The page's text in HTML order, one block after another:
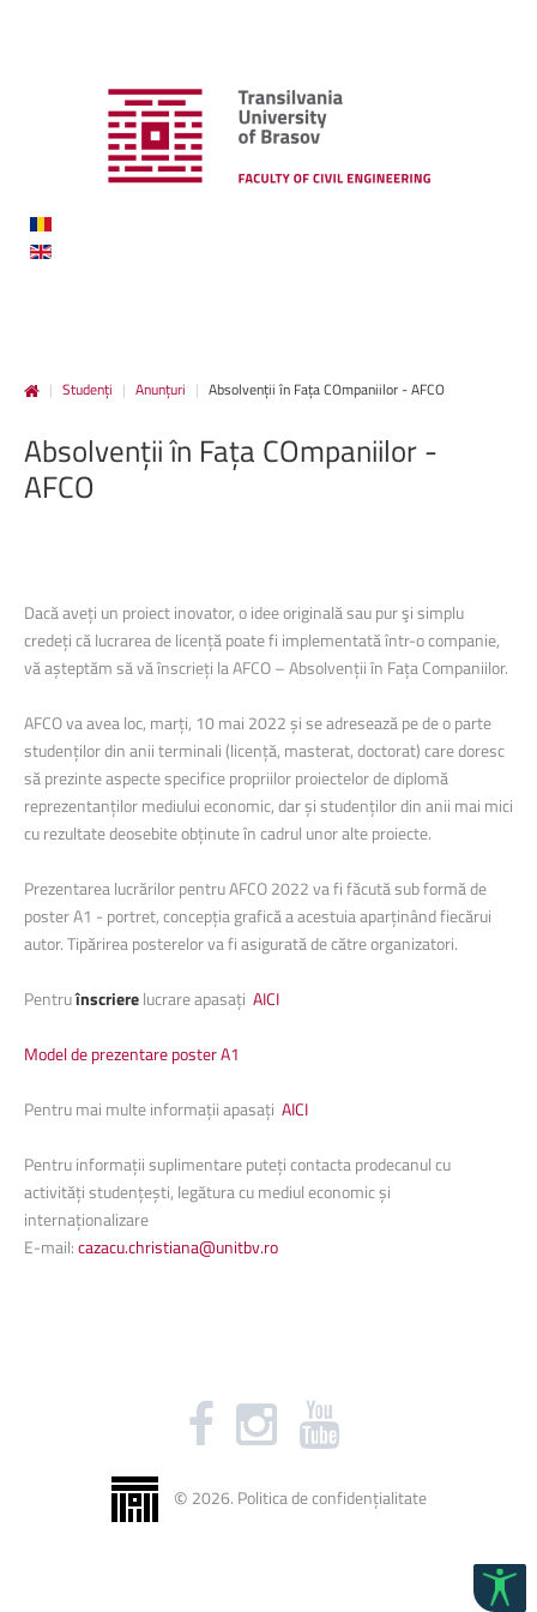
| Studenți | Anunțuri | Absolvenții în Fața COmpaniilor - AFCO
Absolvențiiîn Fața COmpaniilor-
AFCO
Dacă aveți un proiect inovator, o idee originală sau pur şi simplu
credeți că lucrarea de licență poate fi implementată într-o companie,
vă așteptăm să vă înscrieți la AFCO – Absolvenții în Fața Companiilor.
AFCO va avea loc, marți, 10 mai 2022 și se adresează pe de o parte
studenților din anii terminali (licență, masterat, doctorat) care doresc
să prezinte aspecte specifice propriilor proiectelor de diplomă
reprezentanților mediului economic, dar și studenților din anii mai mici
cu rezultate deosebite obținute în cadrul unor alte proiecte.
Prezentarea lucrărilor pentru AFCO 2022 va fi făcută sub formă de
poster A1 - portret, concepția grafică a acestuia aparținând fiecărui
autor. Tipărirea posterelor va fi asigurată de către organizatori.
Pentruînscrierelucrare apasați AICI
Model de prezentare poster A1
Pentru mai multe informații apasați AICI
Pentru informațiisuplimentareputeți contacta prodecanul cu
activități studențești, legătura cu mediul economic și
internaționalizare
E-mail:cazacu.christiana@unitbv.ro
© 2026. Politica de confidențialitate